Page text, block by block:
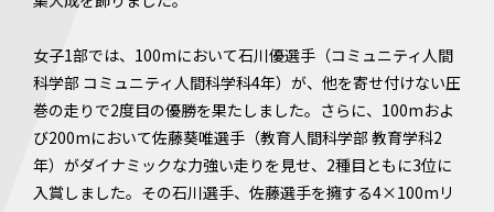
女子1部では、100mにおいて石川優選手（コミュニティ人間
科学部 コミュニティ人間科学科4年）が、他を寄せ付けない圧
巻の走りで2度目の優勝を果たしました。さらに、100mおよ
び200mにおいて佐藤葵唯選手（教育人間科学部 教育学科2
年）がダイナミックな力強い走りを見せ、2種目ともに3位に
入賞しました。その石川選手、佐藤選手を擁する4×100mリ